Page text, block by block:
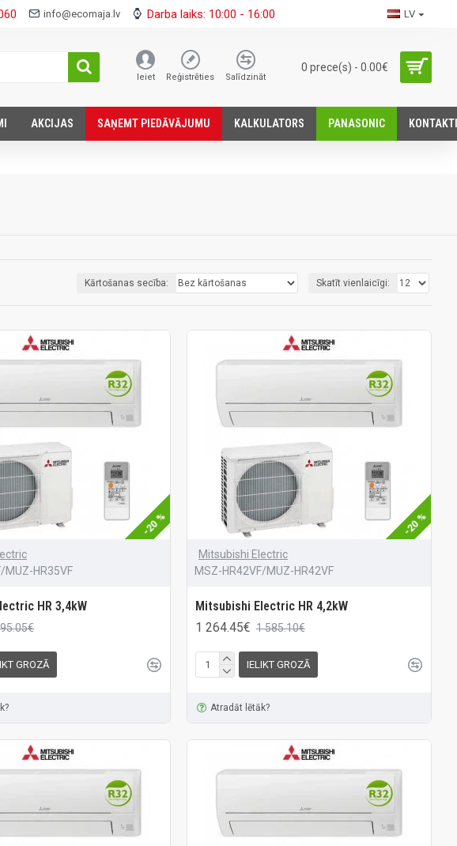
info@ecomaja.lv Darba laiks: 10:00 - 16:00 LV
Ieiet Reģistrēties Salīdzināt
0 prece(s) - 0.00€
AKCIJAS SАŅEMT PIEDĀVĀJUMU KALKULATORS PANASONIC KONTAKTI
Kārtošanas secība: Skatīt vienlaicīgi:
-20 %
MUZ-HR35VF
HR 3,4kW
GROZĀ
-20 %
Mitsubishi Electric
MSZ-HR42VF/MUZ-HR42VF
Mitsubishi Electric HR 4,2kW
1 264.45€ 1 585.10€
IELIKT GROZĀ
Atradāt lētāk?